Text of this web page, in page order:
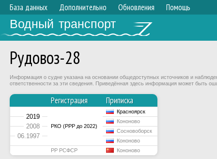
База данных Дополнительно Обновления Помощь
Водный транспорт
Рудовоз-28
Информация о судне указана на основании общедоступных источников и
ответственности за эти сведения. Приведённая здесь информация может быть
Регистрация Приписка
2019
РКО (РРР до 2022)
Красноярск
2008
Кононово
06.1997
Сосновоборск
Кононово
РР РСФСР
Кононово